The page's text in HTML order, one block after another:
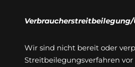
Wir sind nicht bereit oder
Streitbeilegungsverfahren vor